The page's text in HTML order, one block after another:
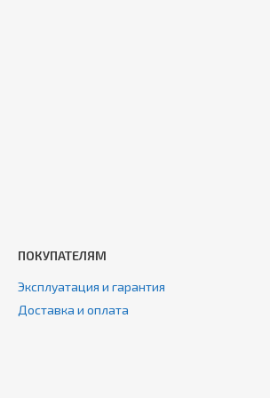
ПОКУПАТЕЛЯМ
Эксплуатация и гарантия
Доставка и оплата